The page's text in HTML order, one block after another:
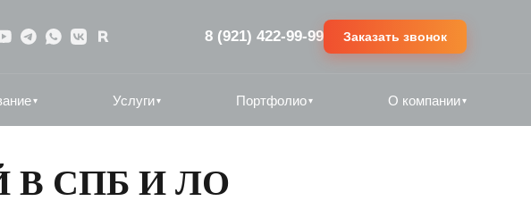
8 (921) 422-99-99 Заказать звонок
▾ Услуги ▾ Портфолио▾ О компании▾
СПБ И ЛО